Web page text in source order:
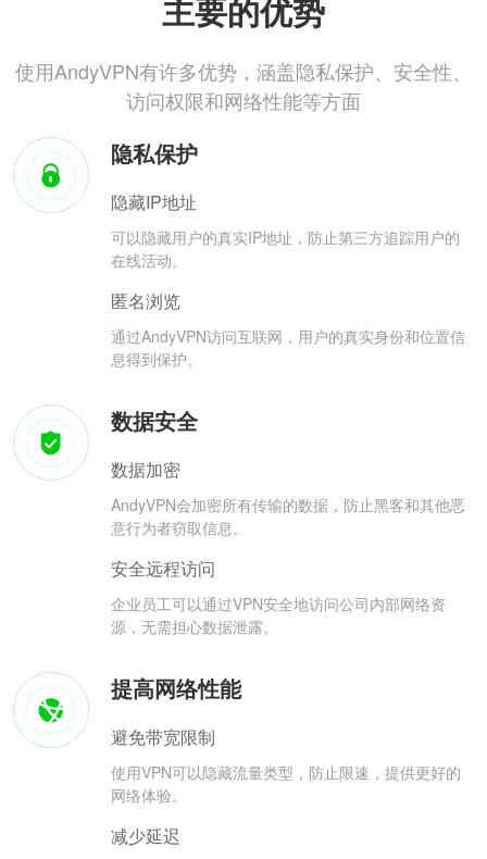
主要的优势
使用AndyVPN有许多优势，涵盖隐私保护、安全性、
访问权限和网络性能等方面
隐私保护
隐藏IP地址
可以隐藏用户的真实IP地址，防止第三方追踪用户的
在线活动。
匿名浏览
通过AndyVPN访问互联网，用户的真实身份和位置信
息得到保护。
数据安全
数据加密
AndyVPN会加密所有传输的数据，防止黑客和其他恶
意行为者窃取信息。
安全远程访问
企业员工可以通过VPN安全地访问公司内部网络资
源，无需担心数据泄露。
提高网络性能
避免带宽限制
使用VPN可以隐藏流量类型，防止限速，提供更好的
网络体验。
减少延迟